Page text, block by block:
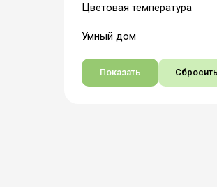
Цветовая температура
Умный дом